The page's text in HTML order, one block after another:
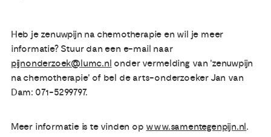
Publicaties
Ervaringsdeskundigheid
Over ons
Heb je zenuwpijn na chemotherapie en wil je meer
informatie? Stuur dan een e-mail naar
pijnonderzoek@lumc.nl onder vermelding van 'zenuwpijn
na chemotherapie' of bel de arts-onderzoeker Jan van
Dam: 071-5299797.
Meer informatie is te vinden op www.samentegenpijn.nl.